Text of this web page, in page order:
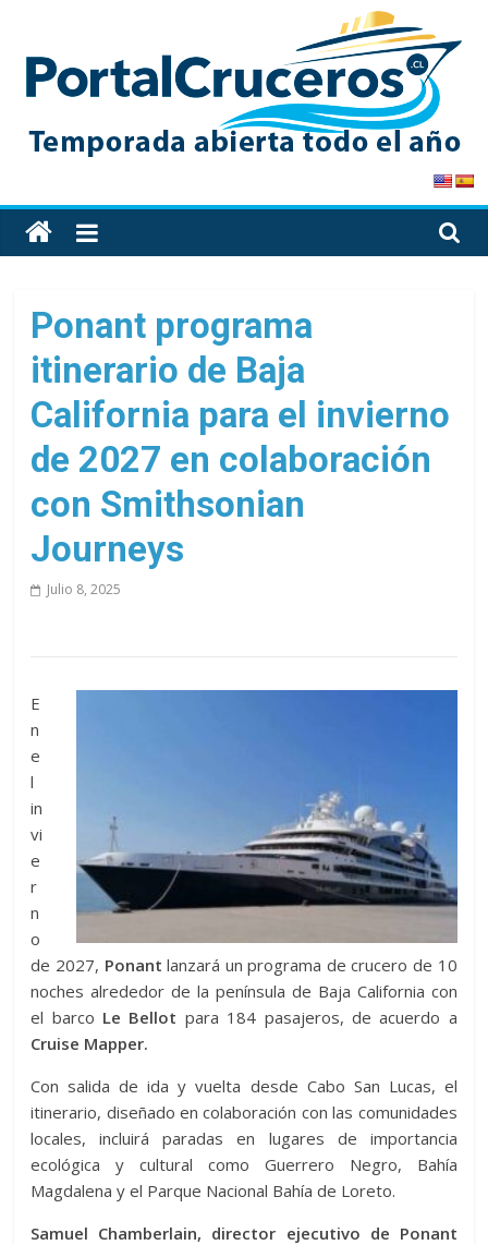
content
PortalCruceros
Toda
la
de
cruceros
en
un
solo
sitio
Ponant programa
itinerario de Baja
California para el invierno
de 2027 en colaboración
con Smithsonian
Journeys
Julio 8, 2025
E
n
e
l
in
vi
e
r
n
o
de 2027, Ponant lanzará un programa de crucero de 10
noches alrededor de la península de Baja California con
el barco Le Bellot para 184 pasajeros, de acuerdo a
Cruise Mapper.
Con salida de ida y vuelta desde Cabo San Lucas, el
itinerario, diseñado en colaboración con las comunidades
locales, incluirá paradas en lugares de importancia
ecológica y cultural como Guerrero Negro, Bahía
Magdalena y el Parque Nacional Bahía de Loreto.
Samuel Chamberlain, director ejecutivo de Ponant